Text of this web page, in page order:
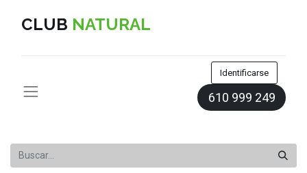
CLUB NATURAL
Identificarse
610 999 249